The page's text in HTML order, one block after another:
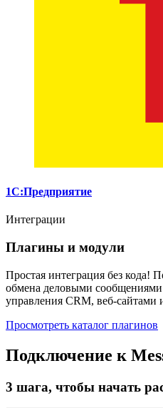
1С:Предприятие
Интеграции
Плагины и модули
Простая интеграция без кода!
обмена деловыми
управления CRM, веб-сайтами
Просмотреть каталог плагинов
Подключение к
3 шага, чтобы начать